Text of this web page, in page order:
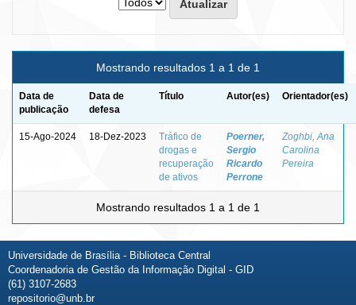
Mostrando resultados 1 a 1 de 1
Data de
publicação
Data de
defesa
Título Autor(es) Orientador(es)
15-Ago-2024 18-Dez-2023
Tráfico de
drogas e
recuperação
de ativos
Poerner,
Sergio
Ricardo
Perrone
Zoghbi, Ana
Carolina
Pereira
Mostrando resultados 1 a 1 de 1
Universidade de Brasília - Biblioteca Central
Coordenadoria de Gestão da Informação Digital - GID
(61) 3107-2683
repositorio@unb.br